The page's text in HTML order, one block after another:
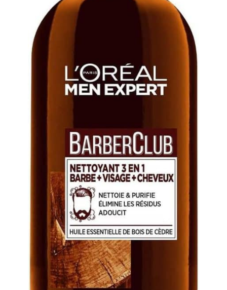
étanche et facile à
nettoyer : convient pour
pour une fraîcheur
toujours hygiénique et
opérationnel pour le
prochain usage. Idéal pour
les voyages et le
3 secondes de pression)
et est fourni avec un sac
de voyage pour une
grooming nomade.
L'écran LED affiche le
niveau de batterie et la
recharge USB-C garantit
une utilisation des plus
simples. Le cadeau
parfait : nos rasoirs
hommes électriques au
design élégant et
fonctionnel offrent un
rasage confortable, rapide
et précis pour un usage
au quotidien. Cadeau idéal
pour un père, un mari, un
ami ou un fils à l'occasion
des anniversaires, de
Noël, de la Saint-Valentin
et d'autres fêtes.